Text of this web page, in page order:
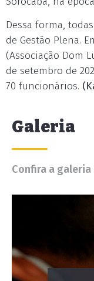
Dessa forma,
de Gestão Plena.
(Associação Dom
de setembro de
70 funcionários.
Galeria
Confira a